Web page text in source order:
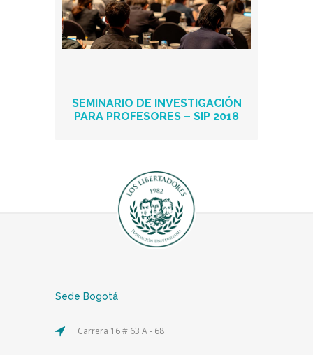
SEMINARIO DE INVESTIGACIÓN
PARA PROFESORES – SIP 2018
Sede Bogotá
Carrera 16 # 63 A - 68